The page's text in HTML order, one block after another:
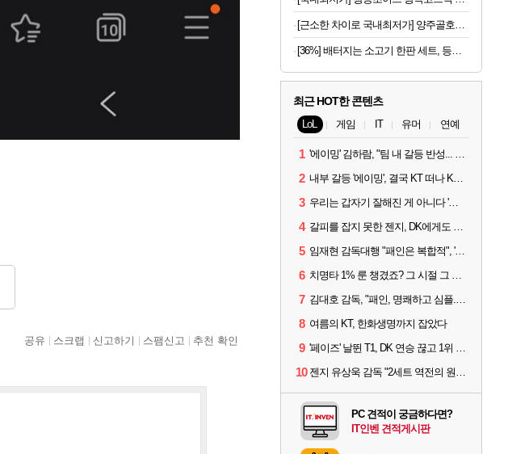
공유 스크랩 신고하기 스팸신고 추천 확인
[36%] 배터지는 소고기 한판 세트, 등심살 300g + 살치살 200g + 부채살 200g + 갈비살 200g + 우삼겹 300g, 1.2kg, 1세트
최근 HOT한 콘텐츠
LoL 게임 IT 유머 연예
1 '에이밍' 김하람, "팀 내 갈등 반성... 끝까지 뛰고 싶었다"
2 내부 갈등 '에이밍', 결국 KT 떠나 KRX로...'지우'와 트레이드
3 우리는 갑자기 잘해진 게 아니다 '씨맥' 김대호 감독의 자신감
4 갈피를 잡지 못한 젠지, DK에게도 0:2 패배
5 임재현 감독대행 "패인은 복합적", '도란' "팀에 과부하 왔다"
6 치명타 1% 룬 챙겼죠? 그 시절 그 감성 '롤 클래식' 30일 출시
7 김대호 감독, "패인, 명쾌하고 심플...다시 힘낼 수 있어"
8 여름의 KT, 한화생명까지 잡았다
9 '페이즈' 날뛴 T1, DK 연승 끊고 1위 지켜
10 젠지 유상욱 감독 "2세트 역전의 원인...너무 급했다"
PC 견적이 궁금하다면?
IT인벤 견적게시판